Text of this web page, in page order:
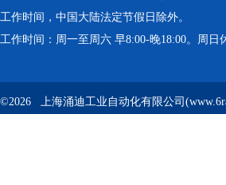
工作时间，中国大陆法定节假日除外。
工作时间：周一至周六 早8:00-晚18:00。周日
©2026 上海涌迪工业自动化有限公司